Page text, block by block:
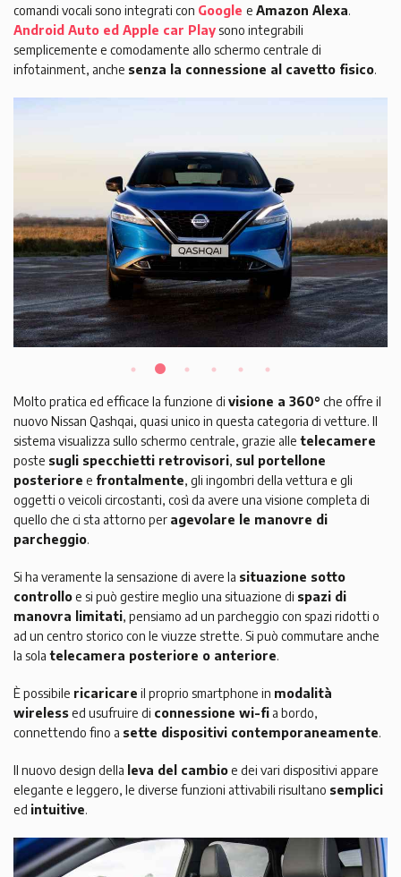
comandi vocali sono integrati con Google e Amazon Alexa.
Android Auto ed Apple car Playsono integrabili
semplicemente e comodamente allo schermo centrale di
infotainment, anche senza la connessione al cavetto fisico.
Molto pratica ed efficace la funzione di visione a 360° che offre il
nuovo Nissan Qashqai, quasi unico in questa categoria di vetture. Il
sistema visualizza sullo schermo centrale, grazie alle telecamere
poste sugli specchietti retrovisori, sul portellone
posteriore e frontalmente, gli ingombri della vettura e gli
oggetti o veicoli circostanti, così da avere una visione completa di
quello che ci sta attorno per agevolare le manovre di
parcheggio.
Si ha veramente la sensazione di avere la situazione sotto
controlloe si può gestire meglio una situazione di spazi di
manovra limitati, pensiamo ad un parcheggio con spazi ridotti o
ad un centro storico con le viuzze strette. Si può commutare anche
la sola telecamera posteriore o anteriore.
È possibile ricaricare il proprio smartphone in modalità
wirelessed usufruire di connessione wi-fi a bordo,
connettendo fino a sette dispositivi contemporaneamente.
Il nuovo design della leva del cambioe dei vari dispositivi appare
elegante e leggero, le diverse funzioni attivabili risultano semplici
ed intuitive.